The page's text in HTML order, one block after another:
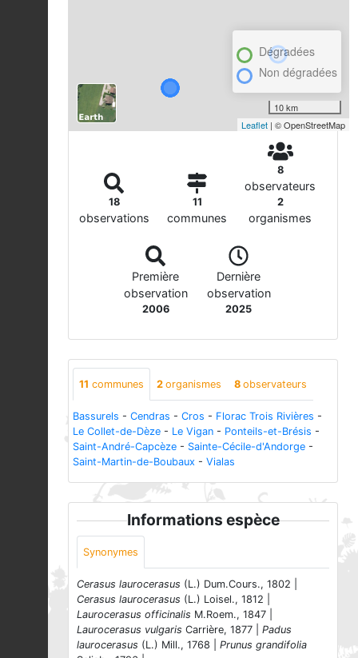
Dégradées
Non dégradées
10 km
Leaflet | © OpenStreetMap
18
observations
11
communes
8
observateurs
2
organismes
Première
observation
2006
Dernière
observation
2025
11 communes 2 organismes 8 observateurs
Bassurels - Cendras - Cros - Florac Trois Rivières -
Le Collet-de-Dèze - Le Vigan - Ponteils-et-Brésis -
Saint-André-Capcèze - Sainte-Cécile-d'Andorge -
Saint-Martin-de-Boubaux - Vialas
Informations espèce
Synonymes
Cerasus laurocerasus (L.) Dum.Cours., 1802 |
Cerasus laurocerasus (L.) Loisel., 1812 |
Laurocerasus officinalis M.Roem., 1847 |
Laurocerasus vulgaris Carrière, 1877 | Padus
laurocerasus (L.) Mill., 1768 | Prunus grandifolia